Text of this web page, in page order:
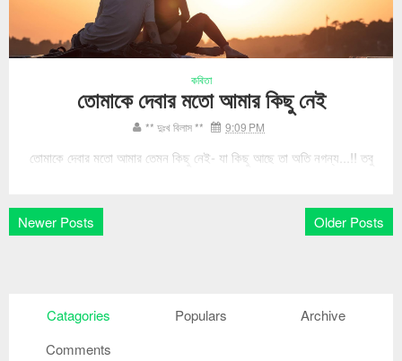
কবিতা
তোমাকে দেবার মতো আমার কিছু নেই
** দুঃখ বিলাস ** 9:09 PM
তোমাকে দেবার মতো আমার তেমন কিছু নেই- যা কিছু আছে তা অতি নগন্য...!! তবু
Newer Posts Older Posts
Catagories Populars
Archive
Comments